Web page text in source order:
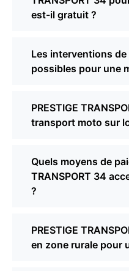
est-il gratuit ?
Les interventions
possibles pour une
PRESTIGE
transport moto sur
Quels moyens de
TRANSPORT 34
?
PRESTIGE
en zone rurale pour